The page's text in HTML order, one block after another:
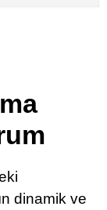
dinamik ve